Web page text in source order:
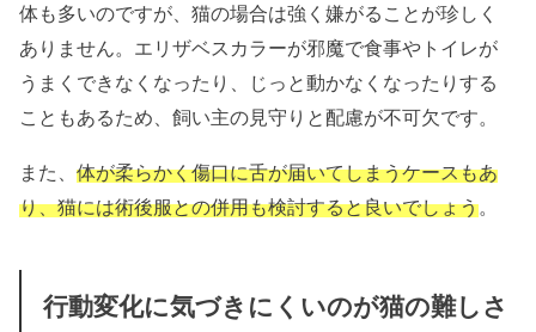
体も多いのですが、猫の場合は強く嫌がることが珍しく
ありません。エリザベスカラーが邪魔で食事やトイレが
うまくできなくなったり、じっと動かなくなったりする
こともあるため、飼い主の見守りと配慮が不可欠です。
また、体が柔らかく傷口に舌が届いてしまうケースもあ
り、猫には術後服との併用も検討すると良いでしょう
行動変化に気づきにくいのが猫の難しさ